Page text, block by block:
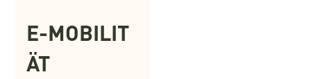
E-MOBILIT
ÄT